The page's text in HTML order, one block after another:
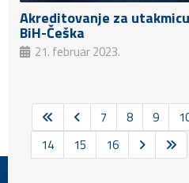
Akreditovanje za
BiH-Češka
21. februar 2023.
7 8 9
14
15 16